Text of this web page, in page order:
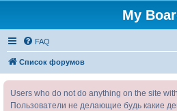
My
FAQ
Список форумов
Users who do not do anything on the site
Пользователи не делающие будь какие